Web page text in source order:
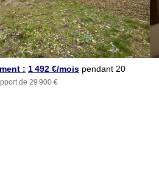
: 1 492 €/mois pendant 20
ans à 3% avec un apport
de 29 900 €